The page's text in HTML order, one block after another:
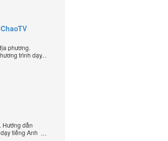
phương.
trình dạy
Hướng dẫn
tiếng Anh